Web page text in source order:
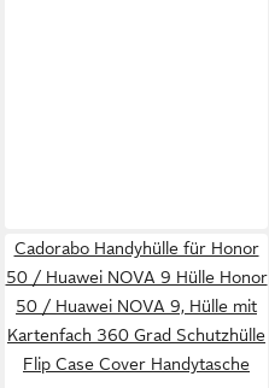
Cadorabo Handyhülle für Honor
50 / Huawei NOVA 9 Hülle Honor
50 / Huawei NOVA 9, Hülle mit
Kartenfach 360 Grad Schutzhülle
Flip Case Cover Handytasche